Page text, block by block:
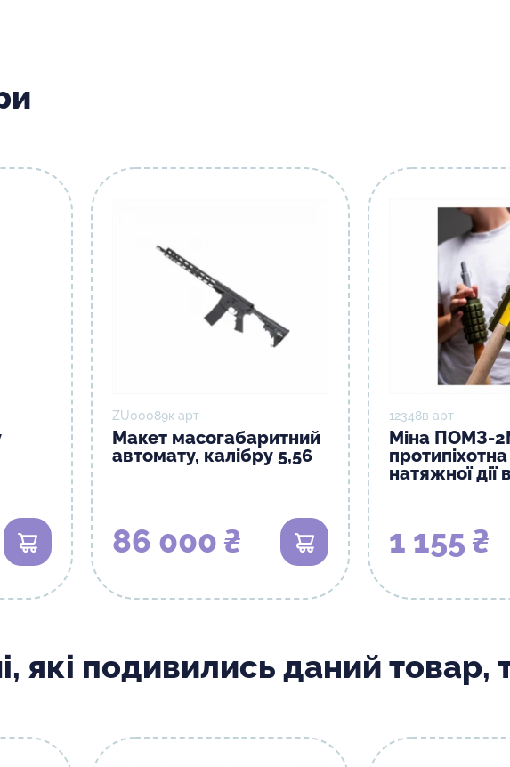
В кошик
ZU00089к арт
Макет масогабаритний
автомату, калібру 5,56
86 000 ₴ В кошик
12348в арт
Міна ПОМЗ-
натяжної дії
1 155 ₴
які подивились даний товар,